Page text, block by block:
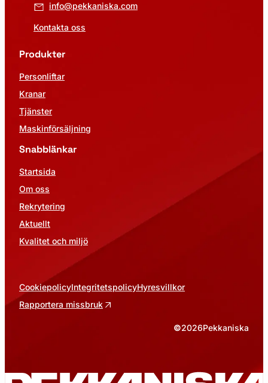
info@pekkaniska.com
Kontakta oss
Produkter
Personliftar
Kranar
Tjänster
Maskinförsäljning
Snabblänkar
Startsida
Om oss
Rekrytering
Aktuellt
Kvalitet och miljö
CookiepolicyIntegritetspolicyHyresvillkor
Rapportera missbruk
©2026Pekkaniska